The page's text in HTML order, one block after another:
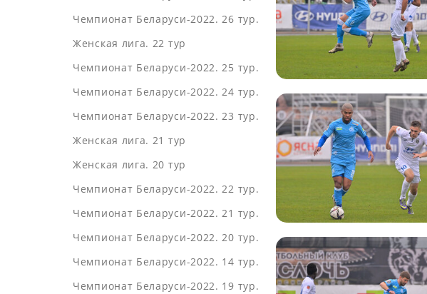
Чемпионат Беларуси-2022. 26 тур.
Женская лига. 22 тур
Чемпионат Беларуси-2022. 25 тур.
Чемпионат Беларуси-2022. 24 тур.
Чемпионат Беларуси-2022. 23 тур.
Женская лига. 21 тур
Женская лига. 20 тур
Чемпионат Беларуси-2022. 22 тур.
Чемпионат Беларуси-2022. 21 тур.
Чемпионат Беларуси-2022. 20 тур.
Чемпионат Беларуси-2022. 14 тур.
Чемпионат Беларуси-2022. 19 тур.